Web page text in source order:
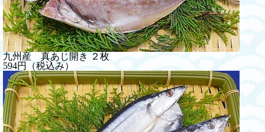
九州産 真あじ開き ２枚
594円（税込み）